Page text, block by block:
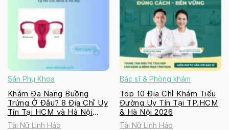
Sản Phụ Khoa
Khám Đa Nang Buồng
Trứng Ở Đâu? 8 Địa Chỉ Uy
Tín Tại HCM và Hà Nội
2026
Tài Nữ Linh Hảo
Bác sĩ & Phòng khám
Top 10 Địa Chỉ Khám Tiểu
Đường Uy Tín Tại TP.HCM
& Hà Nội 2026
Tài Nữ Linh Hảo